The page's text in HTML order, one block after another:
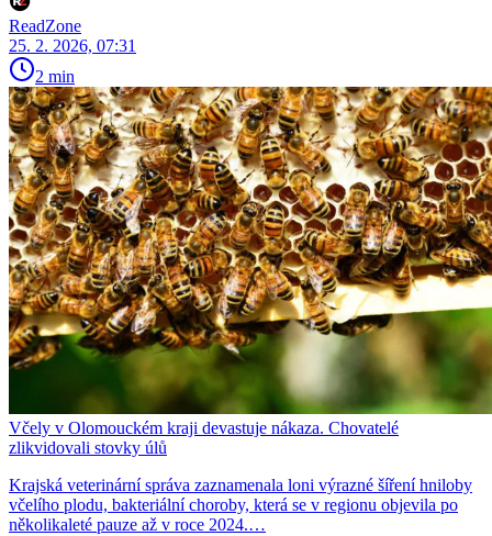
ReadZone
25. 2. 2026, 07:31
2 min
Včely v Olomouckém kraji devastuje nákaza. Chovatelé
zlikvidovali stovky úlů
Krajská veterinární správa zaznamenala loni výrazné šíření hniloby
včelího plodu, bakteriální choroby, která se v regionu objevila po
několikaleté pauze až v roce 2024.…